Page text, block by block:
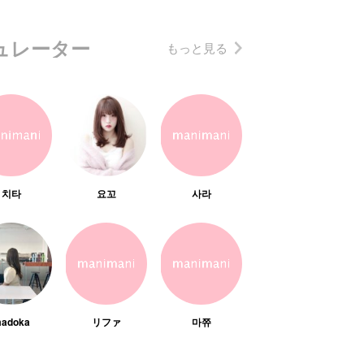
レーター もっと見る
치타 요꼬 사라
リファ 마쮸